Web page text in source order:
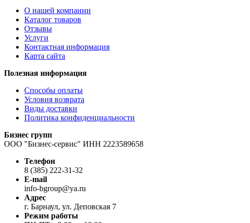
О нашей компании
Каталог товаров
Отзывы
Услуги
Контактная информация
Карта сайта
Полезная информация
Способы оплаты
Условия возврата
Виды доставки
Политика конфиденциальности
Бизнес групп
ООО "Бизнес-сервис" ИНН 2223589658
Телефон
8 (385) 222-31-32
E-mail
info-bgroup@ya.ru
Адрес
г. Барнаул, ул. Деповская 7
Режим работы